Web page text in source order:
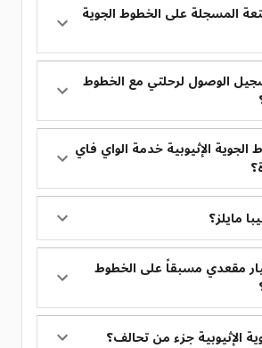
المسجلة على الخطوط الجوية
الوصول لرحلتي مع الخطوط
الإثيوبية خدمة الواي فاي
مايلز؟
مقعدي مسبقاً على الخطوط
الإثيوبية جزء من تحالف؟